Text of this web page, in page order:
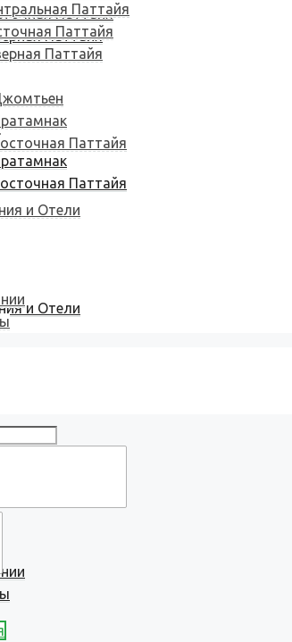
Паттайя
Паттайя
Паттайя
и Отели
Паттайя
Паттайя
Паттайя
Паттайя
и Отели